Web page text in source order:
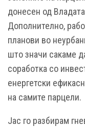
донесен од
Дополнително,
планови во
што значи сакаме
соработка со
енергетски
на самите парцели.
Јас го разбирам